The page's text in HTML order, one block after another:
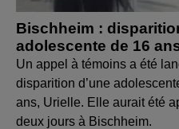
Bischheim :
adolescente de 16
Un appel à témoins a été
disparition d’une
ans, Urielle. Elle aurait été
deux jours à Bischheim.